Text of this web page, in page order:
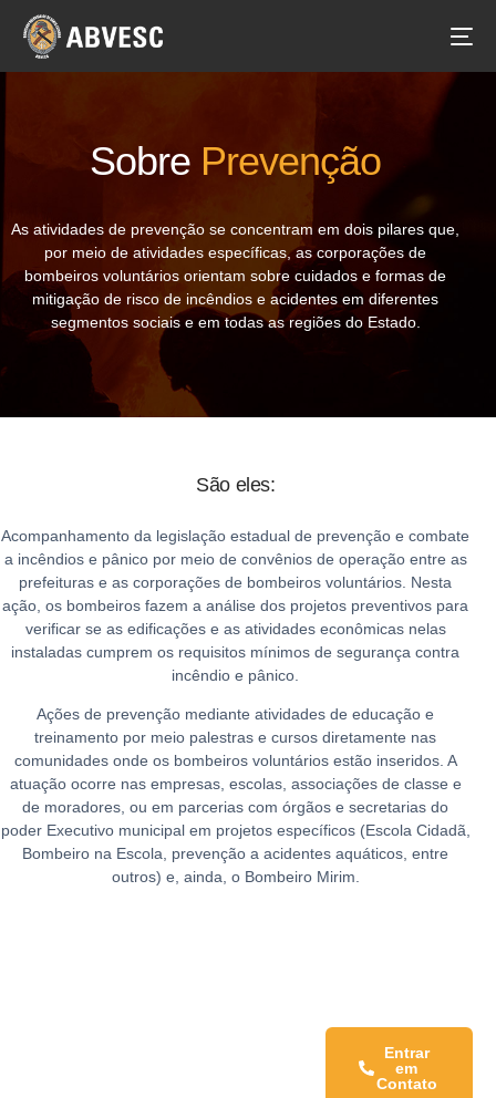
Sobre Prevenção
As atividades de prevenção se concentram em dois pilares que,
por meio de atividades específicas, as corporações de
bombeiros voluntários orientam sobre cuidados e formas de
mitigação de risco de incêndios e acidentes em diferentes
segmentos sociais e em todas as regiões do Estado.
São eles:
Acompanhamento da legislação estadual de prevenção e combate
a incêndios e pânico por meio de convênios de operação entre as
prefeituras e as corporações de bombeiros voluntários. Nesta
ação, os bombeiros fazem a análise dos projetos preventivos para
verificar se as edificações e as atividades econômicas nelas
instaladas cumprem os requisitos mínimos de segurança contra
incêndio e pânico.
Ações de prevenção mediante atividades de educação e
treinamento por meio palestras e cursos diretamente nas
comunidades onde os bombeiros voluntários estão inseridos. A
atuação ocorre nas empresas, escolas, associações de classe e
de moradores, ou em parcerias com órgãos e secretarias do
poder Executivo municipal em projetos específicos (Escola Cidadã,
Bombeiro na Escola, prevenção a acidentes aquáticos, entre
outros) e, ainda, o Bombeiro Mirim.
Entrar
em
Contato